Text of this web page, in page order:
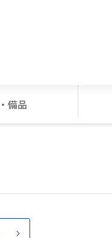
備品